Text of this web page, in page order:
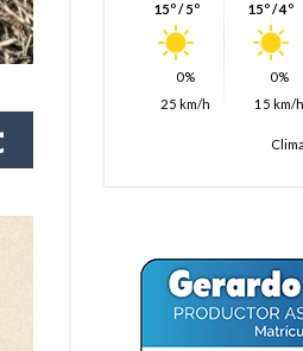
15º / 5º
0%
25 km/h
15º / 4º
0%
15 km/h